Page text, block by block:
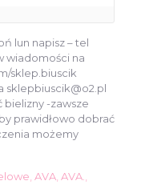
lun napisz – tel
wiadomości na
sklep.biuscik
sklepbiuscik@o2.pl
bielizny -zawsze
prawidłowo dobrać
możemy
AVA AVA.